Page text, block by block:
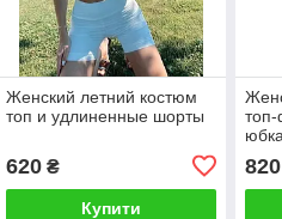
Женский летний костюм
топ и удлиненные шорты
620₴
Купити
820